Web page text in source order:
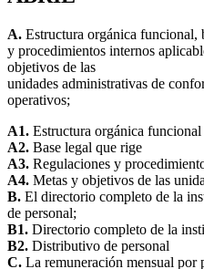
A. Estructura orgánica funcional,
y procedimientos internos
objetivos de las
unidades administrativas de
operativos;
A1. Estructura orgánica funcional
A2. Base legal que rige
A3. Regulaciones y
A4. Metas y objetivos de las
B. El directorio completo de la
de personal;
B1. Directorio completo de la
B2. Distributivo de personal
C. La remuneración mensual por